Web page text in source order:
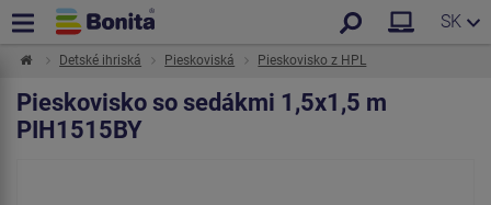
SK
Detské ihriská Pieskoviská Pieskovisko z HPL
Pieskovisko so sedákmi 1,5x1,5 m
PIH1515BY